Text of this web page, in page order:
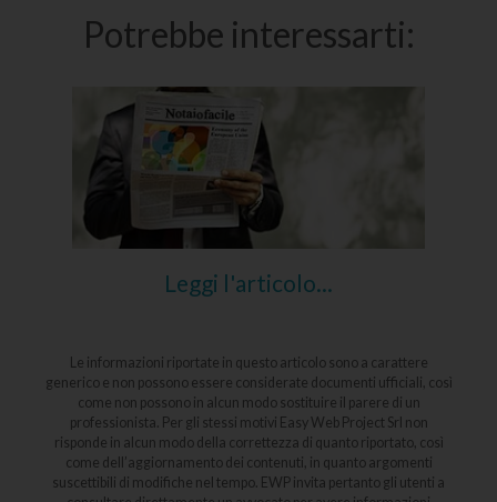
Potrebbe interessarti:
Leggi l'articolo...
Le informazioni riportate in questo articolo sono a carattere
generico e non possono essere considerate documenti ufficiali, così
come non possono in alcun modo sostituire il parere di un
professionista. Per gli stessi motivi Easy Web Project Srl non
risponde in alcun modo della correttezza di quanto riportato, così
come dell’aggiornamento dei contenuti, in quanto argomenti
suscettibili di modifiche nel tempo. EWP invita pertanto gli utenti a